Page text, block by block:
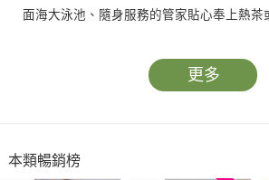
面海大泳池、隨身服務的管家貼心奉上熱茶
民宿主人多是有所堅持的夢想家，他們蓋自
自己想要的生活，那種量身訂做獨一無二的
子，只要住不同的民宿就能感受這樣的幸福
更多
本類暢銷榜